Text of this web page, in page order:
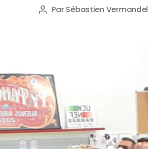
ParSébastien Vermandel